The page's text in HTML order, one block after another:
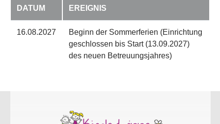
DATUM EREIGNIS
16.08.2027
Beginn der Sommerferien (Einrichtung
geschlossen bis Start (13.09.2027)
des neuen Betreuungsjahres)